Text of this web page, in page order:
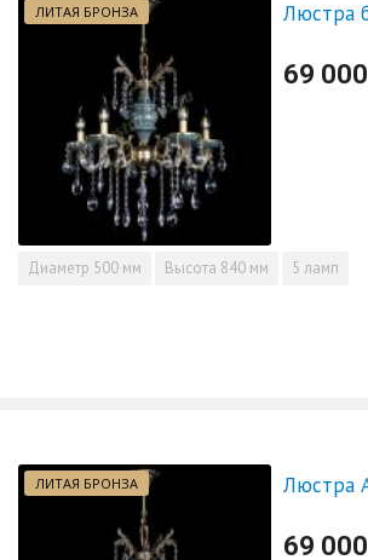
ЛИТАЯ БРОНЗА
69 000
Диаметр 500 мм Высота 840 мм 5 ламп
ЛИТАЯ БРОНЗА
69 000